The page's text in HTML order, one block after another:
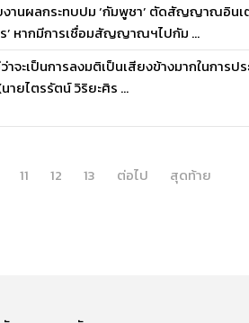
ยงานผลกระทบปม ‘กัมพูชา’ ตัดสัญญาณอินเ
ร’ หากมีการเชื่อมสัญญาณฯไปกัม ...
าจะเป็นการลงมติเป็นเสียงข้างมากในการ
ายไตรรัตน์ วิริยะศิร ...
11 12 13 ต่อไป สุดท้าย